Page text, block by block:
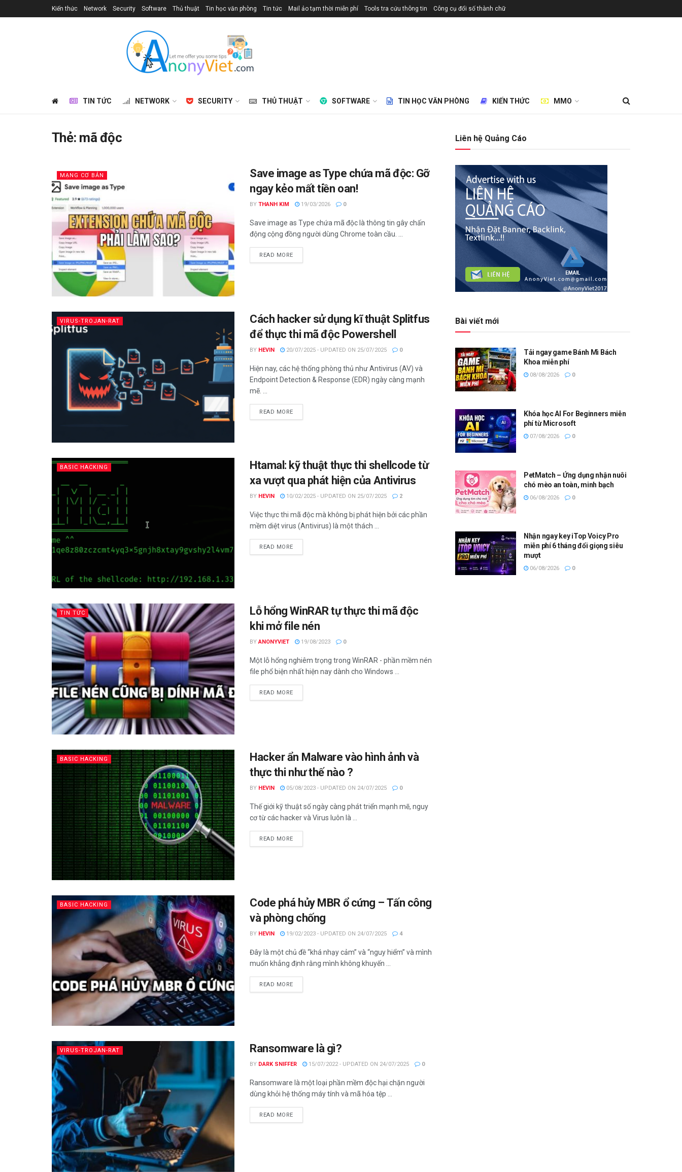
Kiến thức Network Security Software Thủ thuật Tin học văn phòng Tin tức Mail ảo tạm thời miễn phí Tools tra cứu thông tin Công cụ đổi số thành chữ
TIN TỨC NETWORK SECURITY THỦ THUẬT SOFTWARE TIN HỌC VĂN PHÒNG KIẾN THỨC MMO
Thẻ: mã độc
MẠNG CƠ BẢN
Save image as Type chứa mã độc: Gỡ
ngay kẻo mất tiền oan!
BY THANH KIM 19/03/2026 0
Save image as Type chứa mã độc là thông tin gây chấn
động cộng đồng người dùng Chrome toàn cầu. ...
READ MOREDETAILS
VIRUS-TROJAN-RAT
Cách hacker sử dụng kĩ thuật Splitfus
để thực thi mã độc Powershell
BY HEVIN 20/07/2025 - UPDATED ON 25/07/2025 0
Hiện nay, các hệ thống phòng thủ như Antivirus (AV) và
Endpoint Detection & Response (EDR) ngày càng mạnh
mẽ. ...
READ MOREDETAILS
BASIC HACKING
Htamal: kỹ thuật thực thi shellcode từ
xa vượt qua phát hiện của Antivirus
BY HEVIN 10/02/2025 - UPDATED ON 25/07/2025 2
Việc thực thi mã độc mà không bị phát hiện bởi các phần
mềm diệt virus (Antivirus) là một thách ...
READ MOREDETAILS
TIN TỨC
Lỗ hổng WinRAR tự thực thi mã độc
khi mở file nén
BY ANONYVIET 19/08/2023 0
Một lỗ hổng nghiêm trọng trong WinRAR - phần mềm nén
file phổ biện nhất hiện nay dành cho Windows ...
READ MOREDETAILS
BASIC HACKING
Hacker ẩn Malware vào hình ảnh và
thực thi như thế nào ?
BY HEVIN 05/08/2023 - UPDATED ON 24/07/2025 0
Thế giới kỹ thuật số ngày càng phát triển mạnh mẽ, nguy
cơ từ các hacker và Virus luôn là ...
READ MOREDETAILS
BASIC HACKING
Code phá hủy MBR ổ cứng – Tấn công
và phòng chống
BY HEVIN 19/02/2023 - UPDATED ON 24/07/2025 4
Đây là một chủ đề “khá nhạy cảm” và “nguy hiểm” và mình
muốn khẳng định rằng mình không khuyến ...
READ MOREDETAILS
VIRUS-TROJAN-RAT Ransomware là gì?
BY DARK SNIFFER 15/07/2022 - UPDATED ON 24/07/2025 0
Ransomware là một loại phần mềm độc hại chặn người
dùng khỏi hệ thống máy tính và mã hóa tệp ...
READ MOREDETAILS
Liên hệ Quảng Cáo
Bài viết mới
Tải ngay game Bánh Mì Bách
Khoa miễn phí
08/08/2026 0
Khóa học AI For Beginners miễn
phí từ Microsoft
07/08/2026 0
PetMatch – Ứng dụng nhận nuôi
chó mèo an toàn, minh bạch
06/08/2026 0
Nhận ngay key iTop Voicy Pro
miễn phí 6 tháng đổi giọng siêu
mượt
06/08/2026 0